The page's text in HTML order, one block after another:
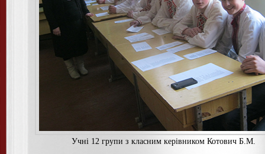
Учнi 12 групи з класним керiвником Котович Б.М.